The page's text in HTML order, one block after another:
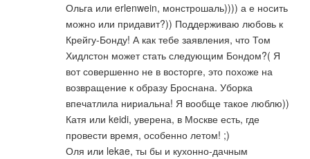
Ольга или erlenwein, монстрошаль)))) а е носить
можно или придавит?)) Поддерживаю любовь к
Крейгу-Бонду! А как тебе заявления, что Том
Хидлстон может стать следующим Бондом?( Я
вот совершенно не в восторге, это похоже на
возвращение к образу Броснана. Уборка
впечатлила нириальна! Я вообще такое люблю))
Катя или keidi, уверена, в Москве есть, где
провести время, особенно летом! ;)
Оля или lekae, ты бы и кухонно-дачным